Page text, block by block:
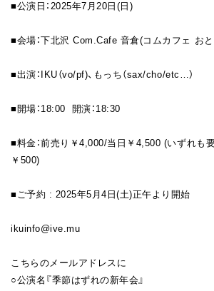
FAN CLUB
■公演日：2025年7月20日(日)
■会場：下北沢 Com.Cafe 音倉(コムカフェ お
■出演：IKU（vo/pf)、もっち（sax/cho/etc…）
■開場：18:00 開演：18:30
■料金：前売り￥4,000/当日￥4,500 (いずれも
￥500)
■ご予約 : 2025年5月4日(土)正午より開始
ikuinfo@ive.mu
こちらのメールアドレスに
○公演名『季節はずれの新年会』